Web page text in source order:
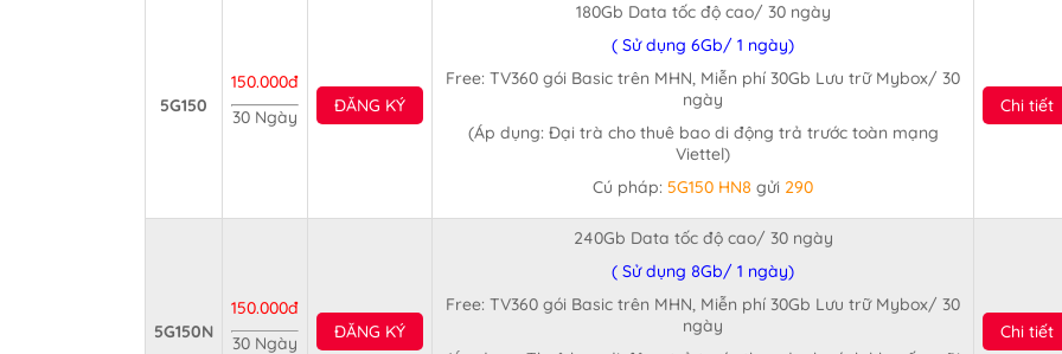
5G150
150.000đ
30 Ngày
ĐĂNG KÝ
180Gb Data tốc độ cao/ 30 ngày
( Sử dụng 6Gb/ 1 ngày)
Free: TV360 gói Basic trên MHN, Miễn phí 30Gb Lưu trữ Mybox/ 30
ngày
(Áp dụng: Đại trà cho thuê bao di động trả trước toàn mạng
Viettel)
Cú pháp: 5G150 HN8 gửi 290
Chi tiết
5G150N
150.000đ
30 Ngày
ĐĂNG KÝ
240Gb Data tốc độ cao/ 30 ngày
( Sử dụng 8Gb/ 1 ngày)
Free: TV360 gói Basic trên MHN, Miễn phí 30Gb Lưu trữ Mybox/ 30
ngày
Chi tiết